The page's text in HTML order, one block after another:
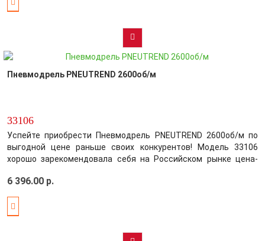
Пневмодрель PNEUTREND 2600об/м
33106
Успейте приобрести Пневмодрель PNEUTREND 2600об/м по
выгодной цене раньше своих конкурентов! Модель 33106
хорошо зарекомендовала себя на Российском рынке цена-
усовершенствовать выбранный вами товар, обеспечив этим
6 396.00 р.